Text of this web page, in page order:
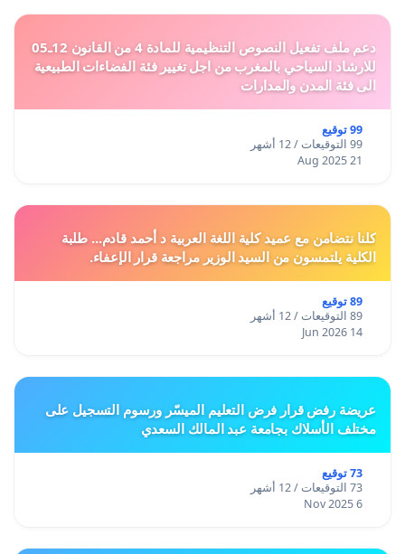
دعم ملف تفعيل النصوص التنظيمية للمادة 4 من القانون 12ـ05
للارشاد السياحي بالمغرب من اجل تغيير فئة الفضاءات الطبيعية
الى فئة المدن والمدارات
99 توقيع
99 التوقيعات / 12 أشهر
21 Aug 2025
كلنا نتضامن مع عميد كلية اللغة العربية د أحمد قادم... طلبة
الكلية يلتمسون من السيد الوزير مراجعة قرار الإعفاء.
89 توقيع
89 التوقيعات / 12 أشهر
14 Jun 2026
عريضة رفض قرار فرض التعليم الميسّر ورسوم التسجيل على
مختلف الأسلاك بجامعة عبد المالك السعدي
73 توقيع
73 التوقيعات / 12 أشهر
6 Nov 2025